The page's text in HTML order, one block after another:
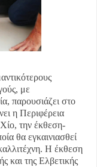
με
παρουσιάζει στο
η Περιφέρεια
την έκθεση-
θα εγκαινιασθεί
Η έκθεση
και της Ελβετικής